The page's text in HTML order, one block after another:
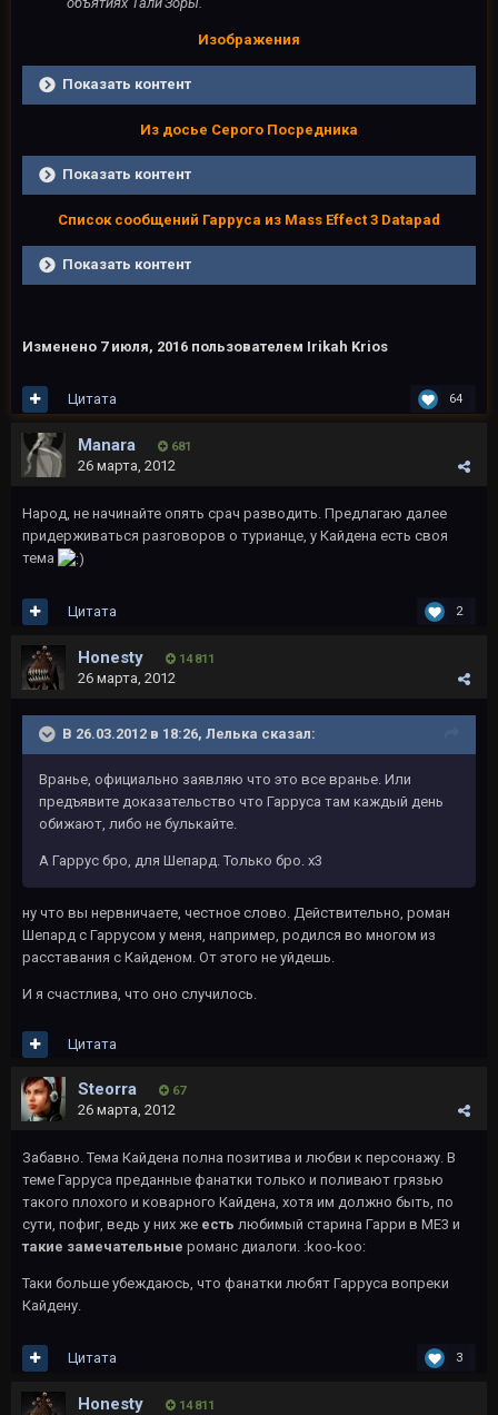
Изображения
Показать контент
Из досье Серого Посредника
Показать контент
Cписок сообщений Гарруса из Mass Effect 3 Datapad
Показать контент
Изменено 7 июля, 2016 пользователем Irikah Krios
64
Цитата
Manara 681
26 марта, 2012
Народ, не начинайте опять срач разводить. Предлагаю далее
придерживаться разговоров о турианце, у Кайдена есть своя
тема
2
Цитата
Honesty 14 811
26 марта, 2012
В 26.03.2012 в 18:26, Лелька сказал:
Вранье, официально заявляю что это все вранье. Или
предъявите доказательство что Гарруса там каждый день
обижают, либо не булькайте.
А Гаррус бро, для Шепард. Только бро. х3
ну что вы нервничаете, честное слово. Действительно, роман
Шепард с Гаррусом у меня, например, родился во многом из
расставания с Кайденом. От этого не уйдешь.
И я счастлива, что оно случилось.
Цитата
Steorra 67
26 марта, 2012
Забавно. Тема Кайдена полна позитива и любви к персонажу. В
теме Гарруса преданные фанатки только и поливают грязью
такого плохого и коварного Кайдена, хотя им должно быть, по
сути, пофиг, ведь у них же есть любимый старина Гарри в МЕ3 и
такие замечательные романс диалоги. :koo-koo:
Таки больше убеждаюсь, что фанатки любят Гарруса вопреки
Кайдену.
3
Цитата
Honesty 14 811